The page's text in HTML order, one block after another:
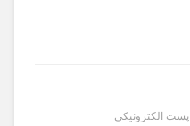
پست الکترونیکی